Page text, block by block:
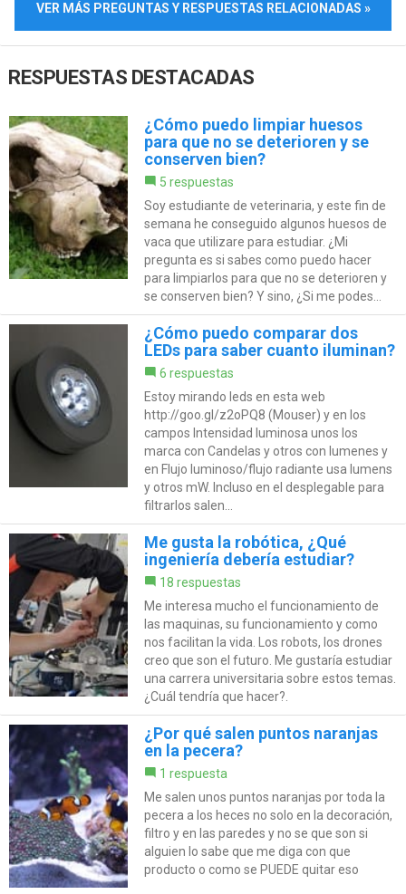
VER MÁS PREGUNTAS Y RESPUESTAS RELACIONADAS »
RESPUESTAS DESTACADAS
¿Cómo puedo limpiar huesos
para que no se deterioren y se
conserven bien?
5 respuestas
Soy estudiante de veterinaria, y este fin de
semana he conseguido algunos huesos de
vaca que utilizare para estudiar. ¿Mi
pregunta es si sabes como puedo hacer
para limpiarlos para que no se deterioren y
se conserven bien? Y sino, ¿Si me podes...
¿Cómo puedo comparar dos
LEDs para saber cuanto iluminan?
6 respuestas
Estoy mirando leds en esta web
http://goo.gl/z2oPQ8 (Mouser) y en los
campos Intensidad luminosa unos los
marca con Candelas y otros con lumenes y
en Flujo luminoso/flujo radiante usa lumens
y otros mW. Incluso en el desplegable para
filtrarlos salen...
Me gusta la robótica, ¿Qué
ingeniería debería estudiar?
18 respuestas
Me interesa mucho el funcionamiento de
las maquinas, su funcionamiento y como
nos facilitan la vida. Los robots, los drones
creo que son el futuro. Me gustaría estudiar
una carrera universitaria sobre estos temas.
¿Cuál tendría que hacer?.
¿Por qué salen puntos naranjas
en la pecera?
1 respuesta
Me salen unos puntos naranjas por toda la
pecera a los heces no solo en la decoración,
filtro y en las paredes y no se que son si
alguien lo sabe que me diga con que
producto o como se PUEDE quitar eso